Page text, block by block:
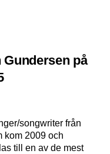
Gundersen på
songwriter från
kom 2009 och
till en av de mest